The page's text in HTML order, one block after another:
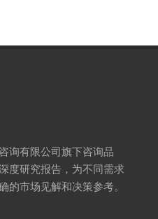
询有限公司旗下咨询品
度研究报告，为不同需求
的市场见解和决策参考。